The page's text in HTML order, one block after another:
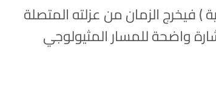
فيخرج الزمان من عزلته المتصلة
واضحة للمسار المثيولوجي